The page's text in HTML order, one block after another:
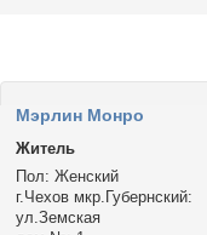
Мэрлин Монро
Житель
Пол: Женский
г.Чехов мкр.Губернский:
ул.Земская